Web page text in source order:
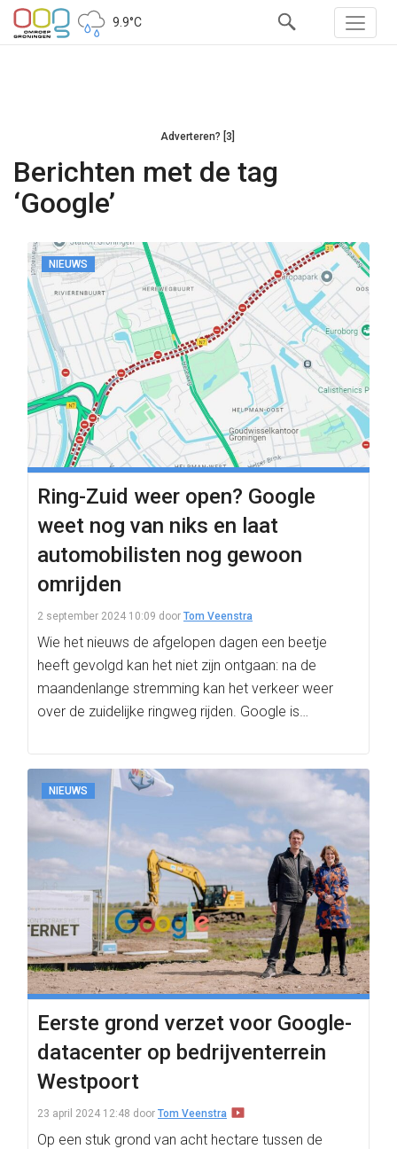
9.9°C
Adverteren? [3]
Berichten met de tag
‘Google’
NIEUWS
Ring-Zuid weer open? Google
weet nog van niks en laat
automobilisten nog gewoon
omrijden
2 september 2024 10:09 door Tom Veenstra
Wie het nieuws de afgelopen dagen een beetje
heeft gevolgd kan het niet zijn ontgaan: na de
maandenlange stremming kan het verkeer weer
over de zuidelijke ringweg rijden. Google is…
NIEUWS
Eerste grond verzet voor Google-
datacenter op bedrijventerrein
Westpoort
23 april 2024 12:48 door Tom Veenstra
Op een stuk grond van acht hectare tussen de